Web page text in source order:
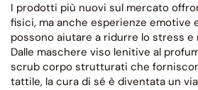
I prodotti più nuovi sul mercato
fisici, ma anche esperienze emotive
possono aiutare a ridurre lo stress e
Dalle maschere viso lenitive al
scrub corpo strutturati che
tattile, la cura di sé è diventata un